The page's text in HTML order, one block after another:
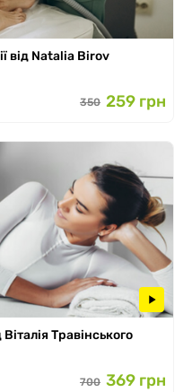
від Natalia Birov
350 259 грн
Травінського
700 369 грн